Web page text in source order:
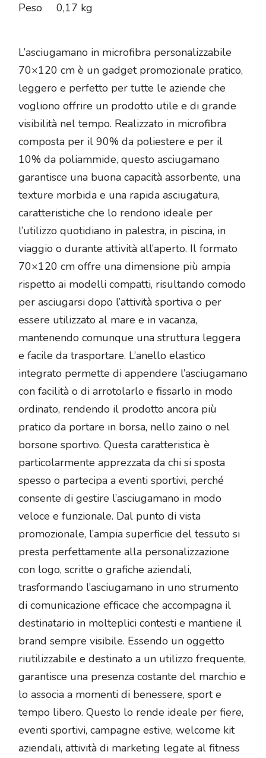
Peso
0,17 kg
L’asciugamano in microfibra personalizzabile
70×120 cm è un gadget promozionale pratico,
leggero e perfetto per tutte le aziende che
vogliono offrire un prodotto utile e di grande
visibilità nel tempo. Realizzato in microfibra
composta per il 90% da poliestere e per il
10% da poliammide, questo asciugamano
garantisce una buona capacità assorbente, una
texture morbida e una rapida asciugatura,
caratteristiche che lo rendono ideale per
l’utilizzo quotidiano in palestra, in piscina, in
viaggio o durante attività all’aperto. Il formato
70×120 cm offre una dimensione più ampia
rispetto ai modelli compatti, risultando comodo
per asciugarsi dopo l’attività sportiva o per
essere utilizzato al mare e in vacanza,
mantenendo comunque una struttura leggera
e facile da trasportare. L’anello elastico
integrato permette di appendere l’asciugamano
con facilità o di arrotolarlo e fissarlo in modo
ordinato, rendendo il prodotto ancora più
pratico da portare in borsa, nello zaino o nel
borsone sportivo. Questa caratteristica è
particolarmente apprezzata da chi si sposta
spesso o partecipa a eventi sportivi, perché
consente di gestire l’asciugamano in modo
veloce e funzionale. Dal punto di vista
promozionale, l’ampia superficie del tessuto si
presta perfettamente alla personalizzazione
con logo, scritte o grafiche aziendali,
trasformando l’asciugamano in uno strumento
di comunicazione efficace che accompagna il
destinatario in molteplici contesti e mantiene il
brand sempre visibile. Essendo un oggetto
riutilizzabile e destinato a un utilizzo frequente,
garantisce una presenza costante del marchio e
lo associa a momenti di benessere, sport e
tempo libero. Questo lo rende ideale per fiere,
eventi sportivi, campagne estive, welcome kit
aziendali, attività di marketing legate al fitness